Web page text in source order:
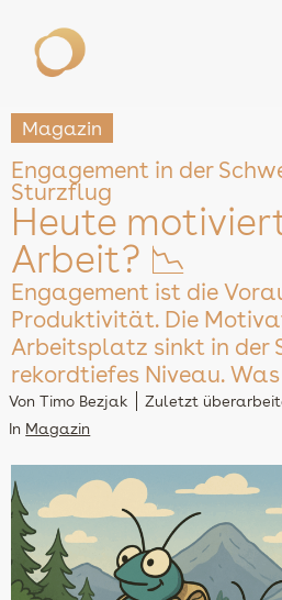
Inhalt
springen
Magazin
Engagement in der
Sturzflug
Heute
Arbeit? 📉
Engagement ist die
Produktivität. Die
Arbeitsplatz sinkt in der
rekordtiefes Niveau.
Von Timo Bezjak Zuletzt
In Magazin